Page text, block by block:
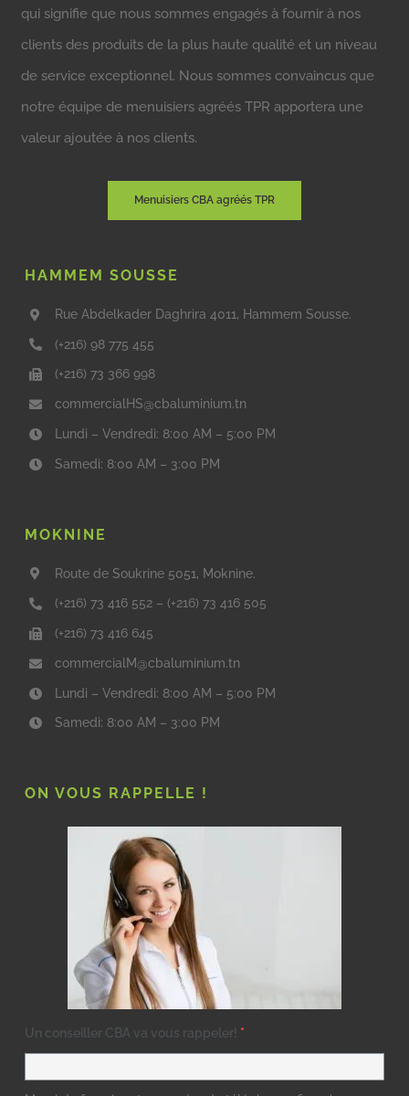
qui signifie que nous sommes engagés à fournir à nos
clients des produits de la plus haute qualité et un niveau
de service exceptionnel. Nous sommes convaincus que
notre équipe de menuisiers agréés TPR apportera une
valeur ajoutée à nos clients.
Menuisiers CBA agréés TPR
HAMMEM SOUSSE
Rue Abdelkader Daghrira 4011, Hammem Sousse.
(+216) 98 775 455
(+216) 73 366 998
commercialHS@cbaluminium.tn
Lundi – Vendredi: 8:00 AM – 5:00 PM
Samedi: 8:00 AM – 3:00 PM
MOKNINE
Route de Soukrine 5051, Moknine.
(+216) 73 416 552 – (+216) 73 416 505
(+216) 73 416 645
commercialM@cbaluminium.tn
Lundi – Vendredi: 8:00 AM – 5:00 PM
Samedi: 8:00 AM – 3:00 PM
ON VOUS RAPPELLE !
Un conseiller CBA va vous rappeler! *